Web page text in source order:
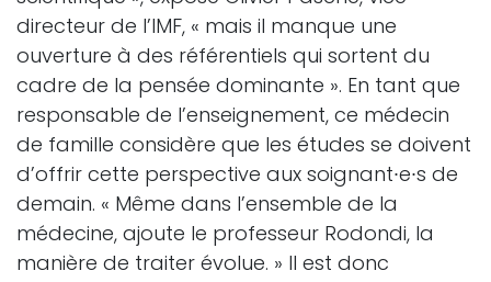
directeur de l’IMF, « mais il manque une
ouverture à des référentiels qui sortent du
cadre de la pensée dominante ». En tant que
responsable de l’enseignement, ce médecin
de famille considère que les études se doivent
d’offrir cette perspective aux soignant∙e∙s de
demain. « Même dans l’ensemble de la
médecine, ajoute le professeur Rodondi, la
manière de traiter évolue. » Il est donc